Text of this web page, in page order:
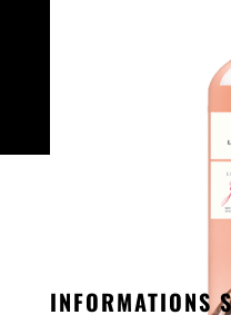
INFORMATIONS